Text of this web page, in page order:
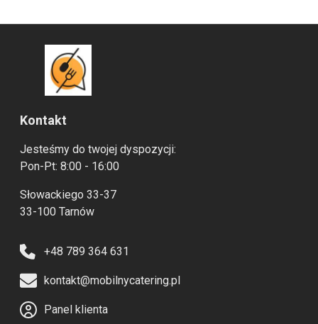
Kontakt
Jesteśmy do twojej dyspozycji:
Pon-Pt: 8:00 - 16:00
Słowackiego 33-37
33-100 Tarnów
+48 789 364 631
kontakt@mobilnycatering.pl
Panel klienta